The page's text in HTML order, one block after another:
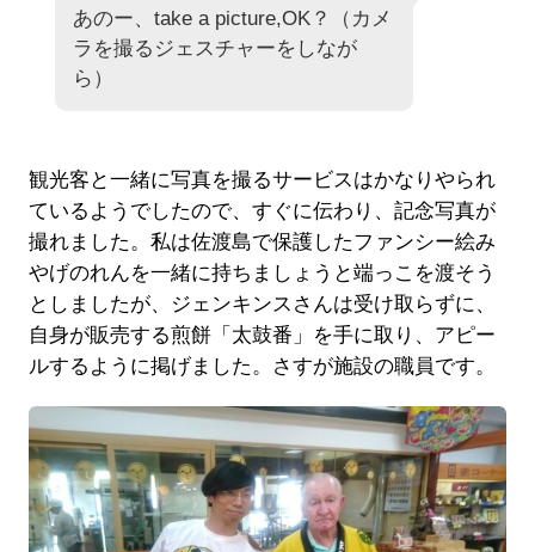
あのー、take a picture,OK？（カメ
ラを撮るジェスチャーをしなが
ら）
観光客と一緒に写真を撮るサービスはかなりやられ
ているようでしたので、すぐに伝わり、記念写真が
撮れました。私は佐渡島で保護したファンシー絵み
やげのれんを一緒に持ちましょうと端っこを渡そう
としましたが、ジェンキンスさんは受け取らずに、
自身が販売する煎餅「太鼓番」を手に取り、アピー
ルするように掲げました。さすが施設の職員です。